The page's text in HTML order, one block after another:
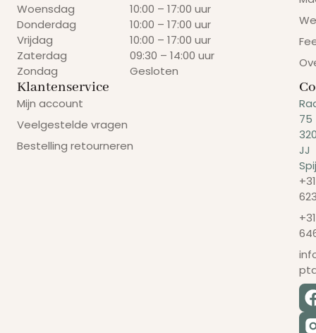
Woensdag
Donderdag
Vrijdag
Zaterdag
Zondag
10:00 – 17:00 uur
10:00 – 17:00 uur
10:00 – 17:00 uur
09:30 – 14:00 uur
Gesloten
Klantenservice
Mijn account
Veelgestelde vragen
Bestelling retourneren
75
JJ